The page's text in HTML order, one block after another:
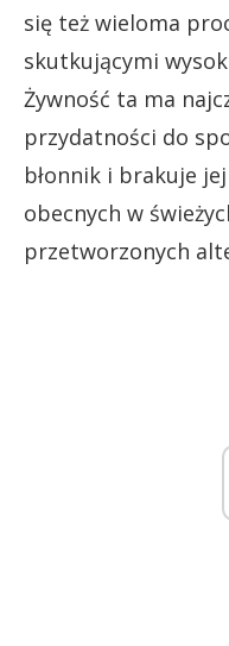
się też wieloma
skutkującymi
Żywność ta ma
przydatności do
błonnik i brakuje
obecnych w
przetworzonych